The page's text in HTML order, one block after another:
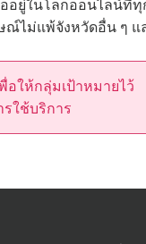
ยู่ในโลกออนไลน์
ไม่แพ้จังหวัดอื่น ๆ
อให้กลุ่มเป้าหมายไว้
รใช้บริการ